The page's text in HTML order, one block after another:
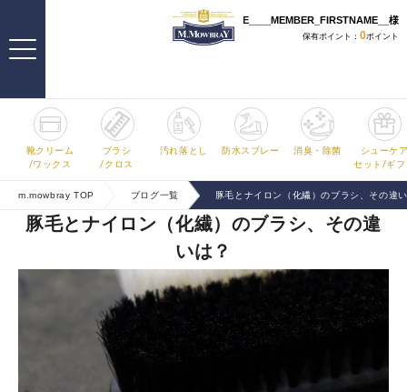
靴クリーム
/ワックス
ブラシ
/クロス
汚れ落とし 防水スプレー 消臭・除菌
シューケ
セット/ギフ
m.mowbray TOP ブログ一覧 豚毛とナイロン（化繊）のブラシ、その違
豚毛とナイロン（化繊）のブラシ、その違
いは？